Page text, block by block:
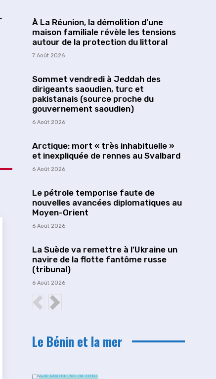
À La Réunion, la démolition d’une
maison familiale révèle les tensions
autour de la protection du littoral
7 Août 2026
Sommet vendredi à Jeddah des
dirigeants saoudien, turc et
pakistanais (source proche du
gouvernement saoudien)
6 Août 2026
Arctique: mort « très inhabituelle »
et inexpliquée de rennes au Svalbard
6 Août 2026
Le pétrole temporise faute de
nouvelles avancées diplomatiques au
Moyen-Orient
6 Août 2026
La Suède va remettre à l’Ukraine un
navire de la flotte fantôme russe
(tribunal)
6 Août 2026
Le Bénin et la mer